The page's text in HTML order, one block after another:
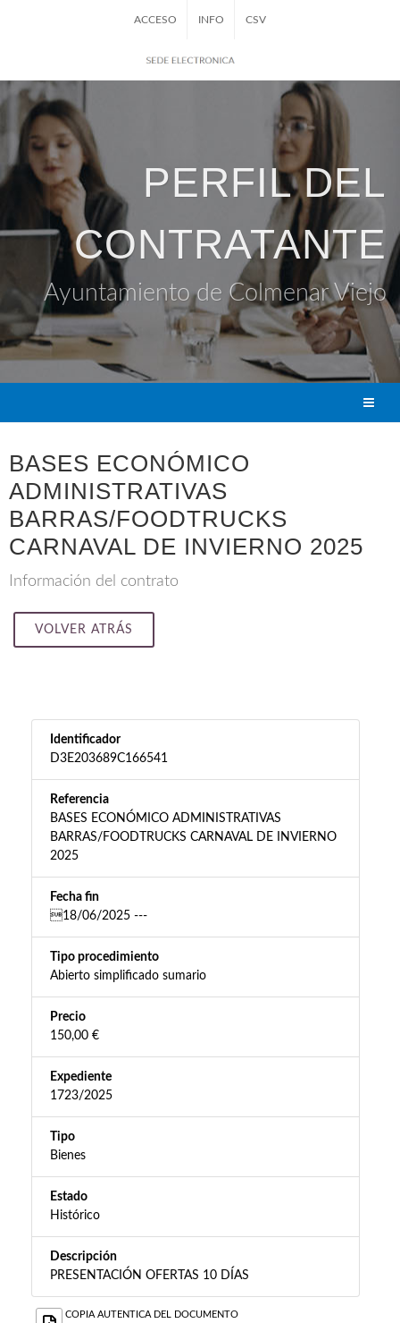
ACCESO INFO CSV
PERFIL DEL
CONTRATANTE
Ayuntamiento de Colmenar Viejo
BASES ECONÓMICO
ADMINISTRATIVAS
BARRAS/FOODTRUCKS
CARNAVAL DE INVIERNO 2025
Información del contrato
VOLVER ATRÁS
Identificador
D3E203689C166541
Referencia
BASES ECONÓMICO ADMINISTRATIVAS
BARRAS/FOODTRUCKS CARNAVAL DE INVIERNO
2025
Fecha fin
18/06/2025 ---
Tipo procedimiento
Abierto simplificado sumario
Precio
150,00 €
Expediente
1723/2025
Tipo
Bienes
Estado
Histórico
Descripción
PRESENTACIÓN OFERTAS 10 DÍAS
COPIA AUTENTICA DEL DOCUMENTO